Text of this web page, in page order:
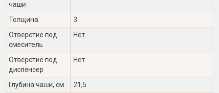
чаши
Толщина
3
Отверстие под
смеситель
Нет
Отверстие под
диспенсер
Нет
Глубина чаши, см
21,5